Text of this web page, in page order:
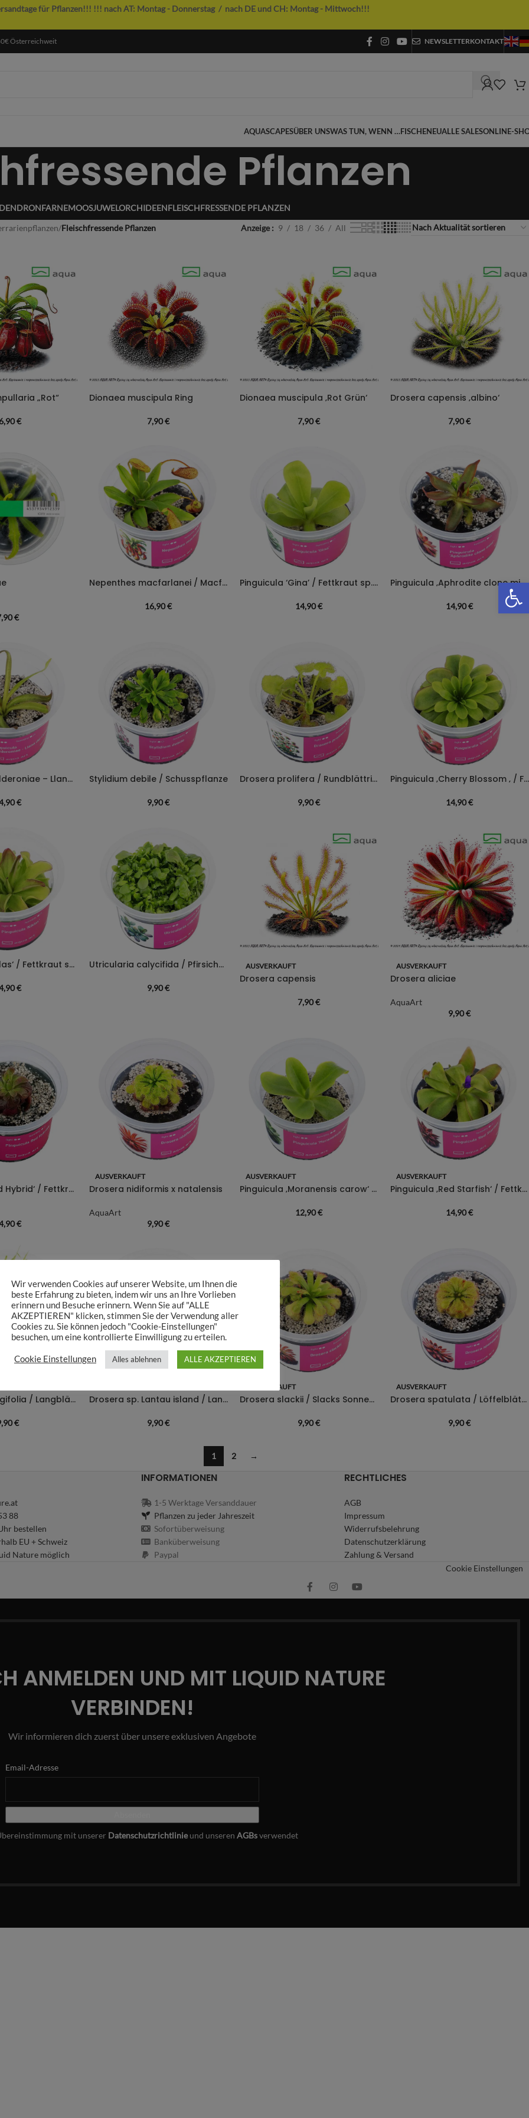
für Pflanzen!!! !!! nach AT: Montag - Donnerstag / nach DE und CH: Montag - Mittwoch!!!
Österreichweit NEWSLETTERKONTAKT
AQUASCAPESÜBER UNSWAS TUN, WENN …FISCHENEUALLE SALESONLINE-
Pflanzen
FARNEMOOSJUWELORCHIDEENFLEISCHFRESSENDE PFLANZEN
/Fleischfressende Pflanzen Anzeige 9 18 36 All
„Rot“
€
Dionaea muscipula Ring
7,90€
Dionaea muscipula ‚Rot Grün‘
7,90€
Drosera capensis ‚albino‘
7,90€
€
Nepenthes macfarlanei / Macfarlanes Kannenpflanze
16,90€
Pinguicula ‘Gina’ / Fettkraut sp. ‚Gina‘
14,90€
Pinguicula ‚Aphrodite clone mini‘ / Fettkraut sp. ‚Aphrodite clone mini‘
14,90€
Pinguicula ‚Calderoniae – Llano del Conejo’/ Calderons Fettkraut ‚Llano del Conejo‘
€
Stylidium debile / Schusspflanze
9,90€
Drosera prolifera / Rundblättriger Queensland Sonnentau
9,90€
Pinguicula ‚Cherry Blossom ‚ / Fettkraut sp. ‚Cherry Blossom‘
14,90€
Pinguicula ‚Niklas‘ / Fettkraut sp. ‚Niklas‘
€
Utricularia calycifida / Pfirsichblütiger Wasserschlauch
9,90€
AUSVERKAUFT
Drosera capensis
7,90€
AUSVERKAUFT
Drosera aliciae
AquaArt
9,90€
Pinguicula ‚Red Hybrid‘ / Fettkraut sp. ‚Red Hybrid‘
€
AUSVERKAUFT
Drosera nidiformis x natalensis
AquaArt
9,90€
AUSVERKAUFT
Pinguicula ‚Moranensis carow‘ / Fettkraut sp. ‚Moranensis carow‘
12,90€
AUSVERKAUFT
Pinguicula ‚Red Starfish‘ / Fettkraut sp. ‚Red Starfish‘
14,90€
Utricularia longifolia / Langblättriger Wasserschlauch
€
Drosera sp. Lantau island / Lantau Sonnentau
9,90€
AUSVERKAUFT
Drosera slackii / Slacks Sonnentau
9,90€
AUSVERKAUFT
Drosera spatulata / Löffelblättriger Sonnentau
9,90€
1 2 →
88
bestellen
EU + Schweiz
Nature möglich
INFORMATIONEN
1-5 Werktage Versanddauer
Pflanzen zu jeder Jahreszeit
Sofortüberweisung
Banküberweisung
Paypal
RECHTLICHES
AGB
Impressum
Widerrufsbelehrung
Datenschutzerklärung
Zahlung & Versand
Cookie Einstellungen
ANMELDEN UND MIT LIQUID NATURE
VERBINDEN!
Wir informieren dich zuerst über unsere exklusiven Angebote
Email-Adresse
mit unserer Datenschutzrichtlinie und unseren AGBsverwendet
Wir verwenden Cookies auf unserer Website, um Ihnen die
beste Erfahrung zu bieten, indem wir uns an Ihre Vorlieben
erinnern und Besuche erinnern. Wenn Sie auf "ALLE
AKZEPTIEREN" klicken, stimmen Sie der Verwendung aller
Cookies zu. Sie können jedoch "Cookie-Einstellungen"
besuchen, um eine kontrollierte Einwilligung zu erteilen.
Cookie Einstellungen Alles ablehnen ALLE AKZEPTIEREN